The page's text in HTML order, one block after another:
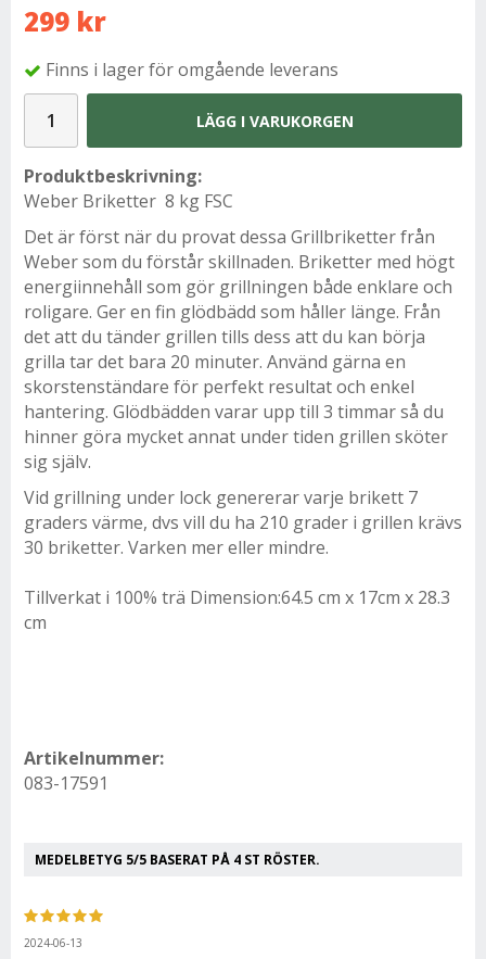
299 kr
Finns i lager för omgående leverans
LÄGG I VARUKORGEN
Produktbeskrivning:
Weber Briketter 8 kg FSC
Det är först när du provat dessa Grillbriketter från
Weber som du förstår skillnaden. Briketter med högt
energiinnehåll som gör grillningen både enklare och
roligare. Ger en fin glödbädd som håller länge. Från
det att du tänder grillen tills dess att du kan börja
grilla tar det bara 20 minuter. Använd gärna en
skorstenständare för perfekt resultat och enkel
hantering. Glödbädden varar upp till 3 timmar så du
hinner göra mycket annat under tiden grillen sköter
sig själv.
Vid grillning under lock genererar varje brikett 7
graders värme, dvs vill du ha 210 grader i grillen krävs
30 briketter. Varken mer eller mindre.
Tillverkat i 100% trä Dimension:64.5 cm x 17cm x 28.3
cm
Artikelnummer:
083-17591
MEDELBETYG 5/5 BASERAT PÅ 4 ST RÖSTER.
2024-06-13